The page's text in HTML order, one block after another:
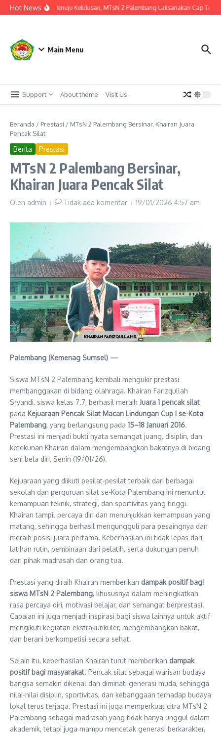
Lewati ke konten
Hot News
Langkah Akhir Menuju Kelulusan, MTsN 2 Palembang Laksanakan Cap Tiga
Main Menu
Support About theme Visit Us
Beranda / Prestasi / MTsN 2 Palembang Bersinar, Khairan Juara
Pencak Silat
Berita Prestasi
MTsN 2 Palembang Bersinar,
Khairan Juara Pencak Silat
Oleh admin Tidak ada komentar 19/01/2026 4:57 am
Palembang (Kemenag Sumsel) —
Siswa MTsN 2 Palembang kembali mengukir prestasi
membanggakan di bidang olahraga. Khairan Farizqullah
Sryandi, siswa kelas 7.7, berhasil meraih Juara 1 pencak silat
pada Kejuaraan Pencak Silat Macan Lindungan Cup I se-Kota
Palembang, yang berlangsung pada 15–18 Januari 2016.
Prestasi ini menjadi bukti nyata semangat juang, disiplin, dan
ketekunan Khairan dalam mengembangkan bakatnya di bidang
seni bela diri, Senin (19/01/26).
Kejuaraan yang diikuti pesilat-pesilat terbaik dari berbagai
sekolah dan perguruan silat se-Kota Palembang ini menuntut
kemampuan teknik, strategi, dan sportivitas yang tinggi.
Khairan tampil percaya diri dan menunjukkan kemampuan yang
matang, sehingga berhasil mengungguli para pesaingnya dan
meraih posisi juara pertama. Keberhasilan ini tidak lepas dari
latihan rutin, pembinaan dari pelatih, serta dukungan penuh
dari pihak madrasah dan orang tua.
Prestasi yang diraih Khairan memberikan dampak positif bagi
siswa MTsN 2 Palembang, khususnya dalam meningkatkan
rasa percaya diri, motivasi belajar, dan semangat berprestasi.
Capaian ini juga menjadi inspirasi bagi siswa lainnya untuk aktif
mengikuti kegiatan ekstrakurikuler, mengembangkan bakat,
dan berani berkompetisi secara sehat.
Selain itu, keberhasilan Khairan turut memberikan dampak
positif bagi masyarakat. Pencak silat sebagai warisan budaya
bangsa semakin dikenal dan diminati generasi muda, sehingga
nilai-nilai disiplin, sportivitas, dan kebanggaan terhadap budaya
lokal terus terjaga. Prestasi ini juga memperkuat citra MTsN 2
Palembang sebagai madrasah yang tidak hanya unggul dalam
akademik, tetapi juga mampu mencetak generasi berkarakter,